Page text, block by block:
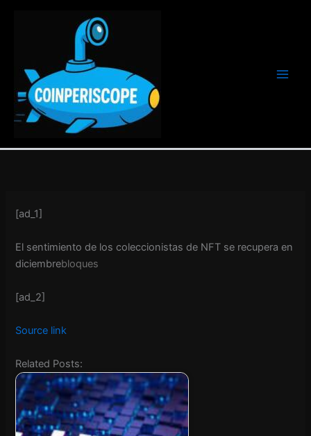
[ad_1]
El sentimiento de los coleccionistas de NFT se recupera en
diciembrebloques
[ad_2]
Source link
Related Posts: